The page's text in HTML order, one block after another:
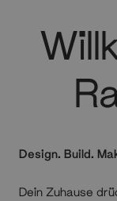
Design. Build.
Dein Zuhause